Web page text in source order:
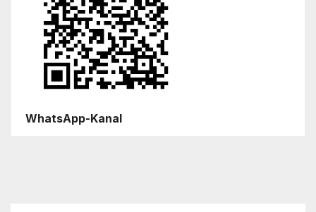
WhatsApp-Kanal